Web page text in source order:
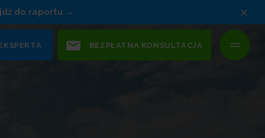
do raportu ×
BEZPŁATNA KONSULTACJA